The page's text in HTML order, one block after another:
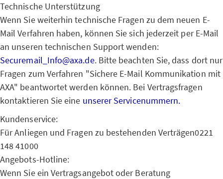
Technische Unterstützung
Wenn Sie weiterhin technische Fragen zu dem neuen E-
Mail Verfahren haben, können Sie sich jederzeit per E-Mail
an unseren technischen Support wenden:
Securemail_Info@axa.de. Bitte beachten Sie, dass dort nur
Fragen zum Verfahren "Sichere E-Mail Kommunikation mit
AXA" beantwortet werden können. Bei Vertragsfragen
kontaktieren Sie eine unserer Servicenummern.
Kundenservice:
Für Anliegen und Fragen zu bestehenden Verträgen0221
148 41000
Angebots-Hotline:
Wenn Sie ein Vertragsangebot oder Beratung